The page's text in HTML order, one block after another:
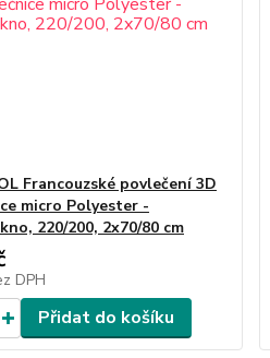
Francouzské povlečení 3D
micro Polyester -
220/200, 2x70/80 cm
DPH
Přidat do košíku